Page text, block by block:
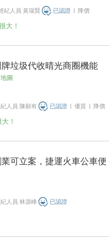
紀人員 黃瑞賢 已認證 降價
大！
垃圾代收晴光商圈機能
圖
人員 陳願有 已認證 優質 降價
！
可立案，捷運火車公車便
人員 林源峰 已認證